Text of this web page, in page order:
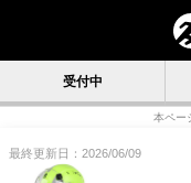
受付中
本ペー
最終更新日：2026/06/09